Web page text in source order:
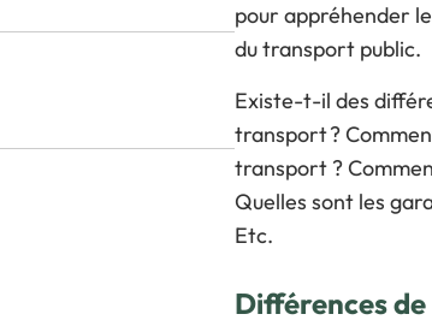
pour appréhender
du transport public.
Existe-t-il des
transport ?
transport ?
Quelles sont les
Etc.
Différences de